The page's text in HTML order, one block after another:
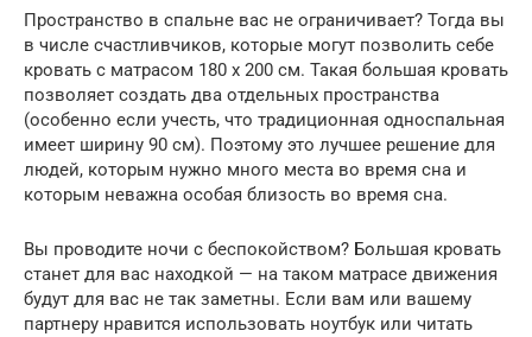
Пространство в спальне вас не ограничивает? Тогда вы
в числе счастливчиков, которые могут позволить себе
кровать с матрасом 180 х 200 см. Такая большая кровать
позволяет создать два отдельных пространства
(особенно если учесть, что традиционная односпальная
имеет ширину 90 см). Поэтому это лучшее решение для
людей, которым нужно много места во время сна и
которым неважна особая близость во время сна.
Вы проводите ночи с беспокойством? Большая кровать
станет для вас находкой — на таком матрасе движения
будут для вас не так заметны. Если вам или вашему
партнеру нравится использовать ноутбук или читать